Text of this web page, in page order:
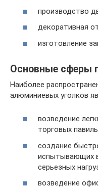
производство
декоративная
изготовление
Основные сферы
Наиболее
алюминиевых уголков
возведение
торговых
создание
испытывающих
серьезных
возведение